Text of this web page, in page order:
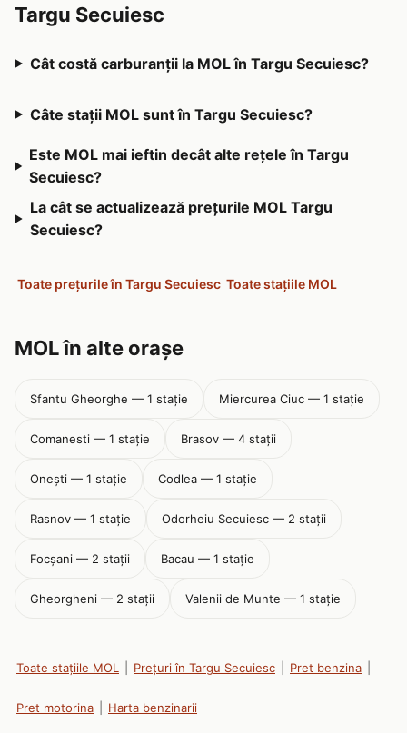
Targu Secuiesc
Cât costă carburanții la MOL în Targu Secuiesc?
Câte stații MOL sunt în Targu Secuiesc?
Este MOL mai ieftin decât alte rețele în Targu
Secuiesc?
La cât se actualizează prețurile MOL Targu
Secuiesc?
Toate prețurile în Targu Secuiesc Toate stațiile MOL
MOL în alte orașe
Sfantu Gheorghe — 1 stație Miercurea Ciuc — 1 stație
Comanesti — 1 stație Brasov — 4 stații
Onești — 1 stație Codlea — 1 stație
Rasnov — 1 stație Odorheiu Secuiesc — 2 stații
Focşani — 2 stații Bacau — 1 stație
Gheorgheni — 2 stații Valenii de Munte — 1 stație
Toate stațiile MOL Prețuri în Targu Secuiesc Pret benzina
Pret motorina Harta benzinarii